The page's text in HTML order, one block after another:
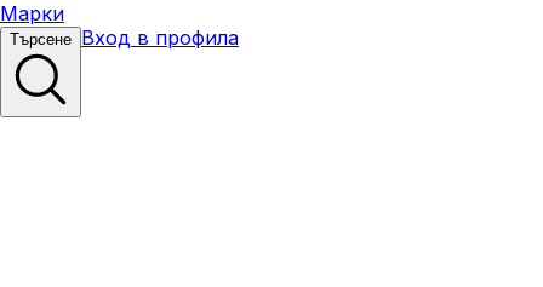
Марки
Търсене Вход в профила